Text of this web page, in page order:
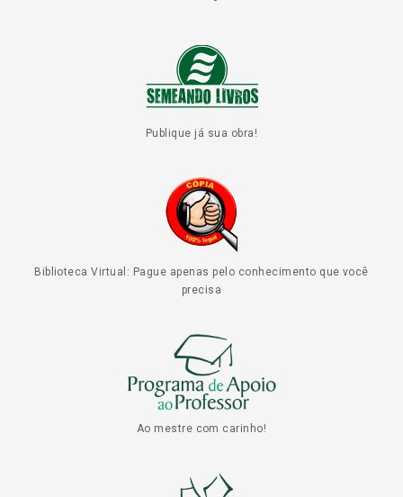
Publique já sua obra!
Biblioteca Virtual: Pague apenas pelo conhecimento que você
precisa
Ao mestre com carinho!